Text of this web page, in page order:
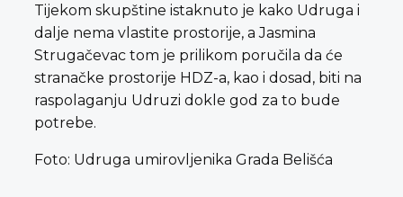
Tijekom skupštine istaknuto je kako Udruga i
dalje nema vlastite prostorije, a Jasmina
Strugačevac tom je prilikom poručila da će
stranačke prostorije HDZ-a, kao i dosad, biti na
raspolaganju Udruzi dokle god za to bude
potrebe.
Foto: Udruga umirovljenika Grada Belišća